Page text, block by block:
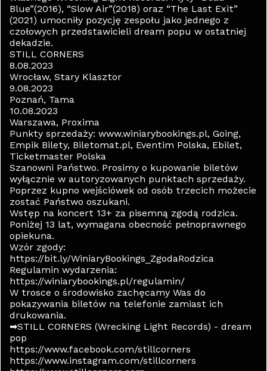
Blue”(2016), “Slow Air”(2018) oraz “The Last Exit”
(2021) umocniły pozycję zespołu jako jednego z
czołowych przedstawicieli dream popu w ostatniej
dekadzie.
STILL CORNERS
8.08.2023
Wrocław, Stary Klasztor
9.08.2023
Poznań, Tama
10.08.2023
Warszawa, Proxima
Punkty sprzedaży: www.winiarybookings.pl, Going,
Empik Bilety, Biletomat.pl, Eventim Polska, Ebilet,
Ticketmaster Polska
Szanowni Państwo. Prosimy o kupowanie biletów
wyłącznie w autoryzowanych punktach sprzedaży.
Poprzez kupno wejściówek od osób trzecich możecie
zostać Państwo oszukani.
Wstęp na koncert 13+ za pisemną zgodą rodzica.
Poniżej 13 lat, wymagana obecność pełnoprawnego
opiekuna.
Wzór zgody:
https://bit.ly/WiniaryBookings_ZgodaRodzica
Regulamin wydarzenia:
https://winiarybookings.pl/regulamin/
W trosce o środowisko zachęcamy Was do
pokazywania biletów na telefonie zamiast ich
drukowania.
➡STILL CORNERS (Wrecking Light Records) - dream
pop
https://www.facebook.com/stillcorners
https://www.instagram.com/stillcorners